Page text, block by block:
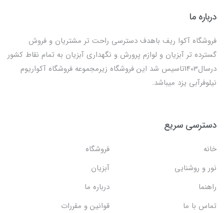
درباره ما
فروشگاه آکوا ریف باهدف دسترسی راحت تر مشتریان و فروش
گسترده تر آبزیان و لوازم پرورش و نگهداری آبزیان به تمام نقاط کشور
درسال1403تاسیس شد این فروشگاه زیرمجموعه فروشگاه آکواریوم
نیلوفرآبی یزد میباشد.
دسترسی سریع
خانه
فروشگاه
نور و روشنایی
آبزیان
راهنما
درباره ما
تماس با ما
قوانین و مقررات